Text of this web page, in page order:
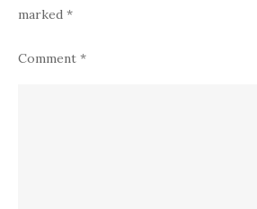
marked *
Comment *